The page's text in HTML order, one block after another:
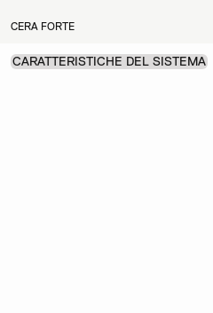
CERA FORTE
CARATTERISTICHE DEL SISTEMA